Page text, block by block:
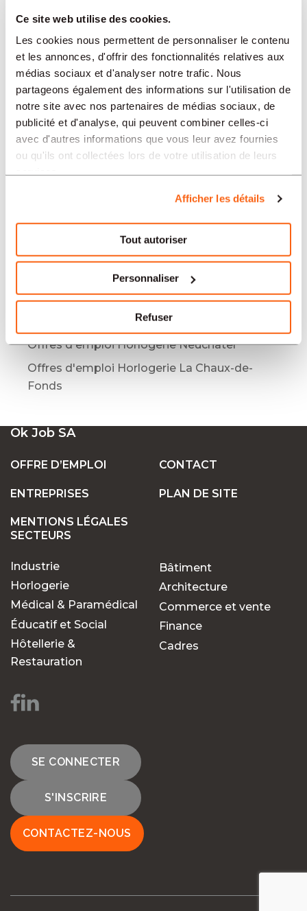
Ce site web utilise des cookies.
Les cookies nous permettent de personnaliser le contenu
et les annonces, d'offrir des fonctionnalités relatives aux
médias sociaux et d'analyser notre trafic. Nous
partageons également des informations sur l'utilisation de
notre site avec nos partenaires de médias sociaux, de
publicité et d'analyse, qui peuvent combiner celles-ci
avec d'autres informations que vous leur avez fournies
ou qu'ils ont collectées lors de votre utilisation de leurs
Afficher les détails
Tout autoriser
Personnaliser
Refuser
SECTEURS
PROFESSION
TIPO
offres dans d'autres régions :
Offres d'emploi Horlogerie Bâle
Offres d'emploi Horlogerie Mendrisio
Offres d'emploi Horlogerie Bienne
Offres d'emploi Horlogerie Genève
Offres d'emploi Horlogerie Neuchâtel
Offres d'emploi Horlogerie La Chaux-de-
Fonds
Ok Job SA
OFFRE D’EMPLOI
ENTREPRISES
MENTIONS LÉGALES
CONTACT
PLAN DE SITE
SECTEURS
Industrie
Horlogerie
Médical & Paramédical
Éducatif et Social
Hôtellerie &
Restauration
Bâtiment
Architecture
Commerce et vente
Finance
Cadres
SE CONNECTER
S'INSCRIRE
CONTACTEZ-NOUS